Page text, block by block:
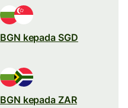
BGN kepada SGD
BGN kepada ZAR